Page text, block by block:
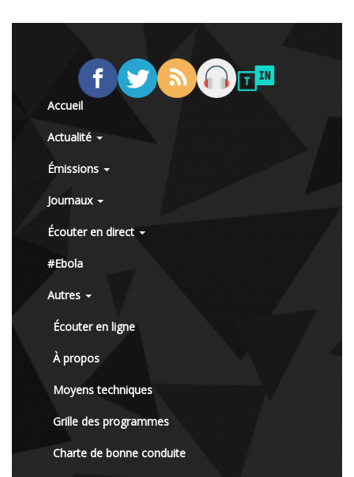
Accueil
Actualité
Émissions
Journaux
Écouter en direct
#Ebola
Autres
Écouter en ligne
À propos
Moyens techniques
Grille des programmes
Charte de bonne conduite